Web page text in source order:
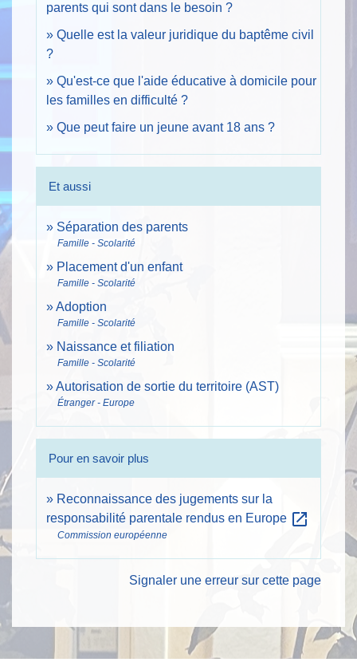
parents qui sont dans le besoin ?
Quelle est la valeur juridique du baptême civil
?
Qu'est-ce que l'aide éducative à domicile pour
les familles en difficulté ?
Que peut faire un jeune avant 18 ans ?
Et aussi
Séparation des parents
Famille - Scolarité
Placement d'un enfant
Famille - Scolarité
Adoption
Famille - Scolarité
Naissance et filiation
Famille - Scolarité
Autorisation de sortie du territoire (AST)
Étranger - Europe
Pour en savoir plus
Reconnaissance des jugements sur la
responsabilité parentale rendus en Europe open_in_new
Commission européenne
Signaler une erreur sur cette page